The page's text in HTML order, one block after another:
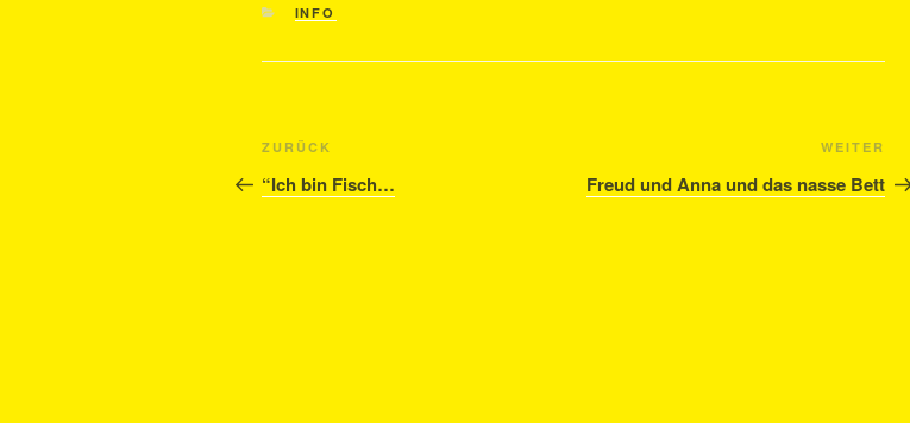
KATEGORIEN
INFO
Beitragsnavigation
Vorheriger
Beitrag
ZURÜCK
“Ich bin Fisch…
WEITER
Freud und Anna und das nasse Bett